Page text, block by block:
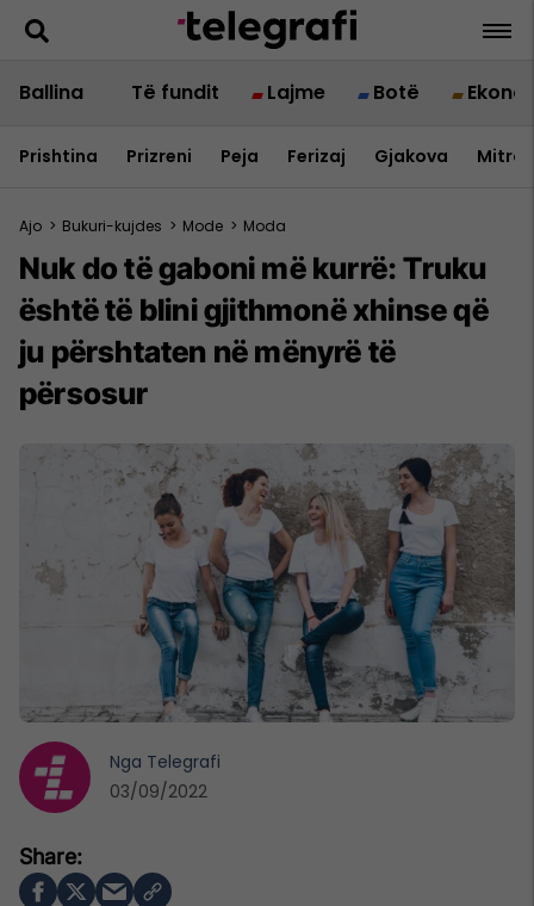
Ballina Të fundit Lajme Botë
Prishtina Prizreni Peja Ferizaj Gjakova
Ajo > Bukuri-kujdes > Mode > Moda
Nuk do të gaboni më kurrë: Truku
është të blini gjithmonë xhinse që
ju përshtaten në mënyrë të
përsosur
Nga Telegrafi
03/09/2022